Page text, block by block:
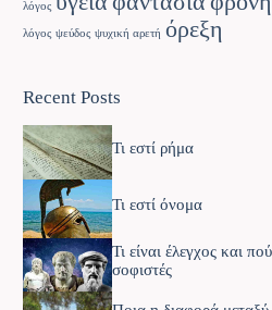
λόγος
λόγος ψεύδος ψυχική αρετή όρεξη
Recent Posts
Τι εστί ρήμα
Τι εστί όνομα
Τι είναι έλεγχος και
σοφιστές